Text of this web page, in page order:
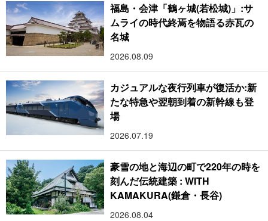
福島・会津「鶴ヶ城(若松城)」:サ
ムライの時代終焉を物語る赤瓦の
名城
2026.08.09
カジュアルな夜行列車が復活か:新
たな特急や翌朝到着の新幹線も登
場
2026.07.19
豪雪の地と海辺の町で220年の時を
刻んだ伝統建築 : WITH
KAMAKURA(鎌倉・長谷)
2026.08.04